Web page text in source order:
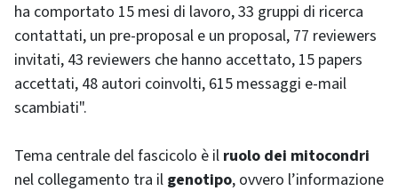
ha comportato 15 mesi di lavoro, 33 gruppi di ricerca
contattati, un pre-proposal e un proposal, 77 reviewers
invitati, 43 reviewers che hanno accettato, 15 papers
accettati, 48 autori coinvolti, 615 messaggi e-mail
scambiati".
Tema centrale del fascicolo è il ruolo dei mitocondri
nel collegamento tra il genotipo, ovvero l’informazione